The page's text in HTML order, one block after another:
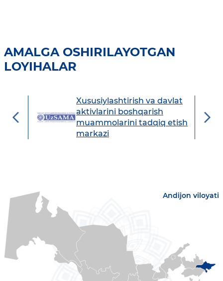
AMALGA OSHIRILAYOTGAN
LOYIHALAR
Xususiylashtirish va davlat
aktivlarini boshqarish
muammolarini tadqiq etish
markazi
Andijon viloyati